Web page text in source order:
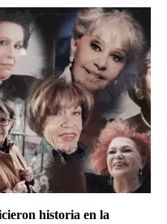
historia en la